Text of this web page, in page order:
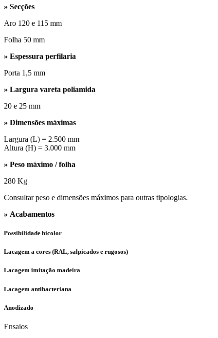
» Secções
Aro 120 e 115 mm
Folha 50 mm
» Espessura perfilaria
Porta 1,5 mm
» Largura vareta poliamida
20 e 25 mm
» Dimensões máximas
Largura (L) = 2.500 mm
Altura (H) = 3.000 mm
» Peso máximo / folha
280 Kg
Consultar peso e dimensões máximos para outras tipologias.
» Acabamentos
Possibilidade bicolor
Lacagem a cores (RAL, salpicados e rugosos)
Lacagem imitação madeira
Lacagem antibacteriana
Anodizado
Ensaios